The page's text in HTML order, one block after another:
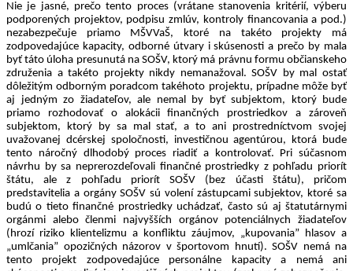
Nie je jasné, prečo tento proces (vrátane stanovenia kritérií, výberu
podporených projektov, podpisu zmlúv, kontroly financovania a pod.)
nezabezpečuje priamo MŠVVaŠ, ktoré na takéto projekty má
zodpovedajúce kapacity, odborné útvary i skúsenosti a prečo by mala
byť táto úloha presunutá na SOŠV, ktorý má právnu formu občianskeho
združenia a takéto projekty nikdy nemanažoval. SOŠV by mal ostať
dôležitým odborným poradcom takéhoto projektu, prípadne môže byť
aj jedným zo žiadateľov, ale nemal by byť subjektom, ktorý bude
priamo rozhodovať o alokácii finančných prostriedkov a zároveň
subjektom, ktorý by sa mal stať, a to ani prostredníctvom svojej
uvažovanej dcérskej spoločnosti, investičnou agentúrou, ktorá bude
tento náročný dlhodobý proces riadiť a kontrolovať. Pri súčasnom
návrhu by sa neprerozdeľovali finančné prostriedky z pohľadu priorít
štátu, ale z pohľadu priorít SOŠV (bez účasti štátu), pričom
predstavitelia a orgány SOŠV sú volení zástupcami subjektov, ktoré sa
budú o tieto finančné prostriedky uchádzať, často sú aj štatutárnymi
orgánmi alebo členmi najvyšších orgánov potenciálnych žiadateľov
(hrozí riziko klientelizmu a konfliktu záujmov, „kupovania” hlasov a
„umlčania” opozičných názorov v športovom hnutí). SOŠV nemá na
tento projekt zodpovedajúce personálne kapacity a nemá ani